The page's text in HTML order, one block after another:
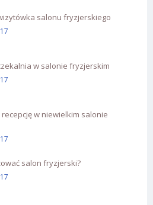
salonu fryzjerskiego
w salonie fryzjerskim
recepcję w niewielkim salonie
salon fryzjerski?